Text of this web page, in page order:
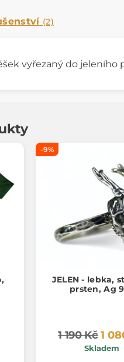
(2)
vyřezaný do jeleního
-9%
JELEN - lebka,
prsten, Ag
1 190 Kč 1
Skladem